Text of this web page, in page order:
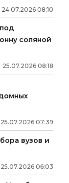
24.07.2026 08:10
соляной
25.07.2026 08:18
25.07.2026 07:39
вузов и
25.07.2026 06:03